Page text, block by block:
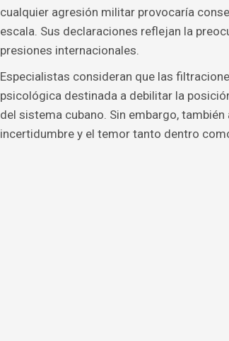
cualquier agresión militar provocaría
escala. Sus declaraciones reflejan la
presiones internacionales.
Especialistas consideran que las
psicológica destinada a debilitar la
del sistema cubano. Sin embargo,
incertidumbre y el temor tanto dentro